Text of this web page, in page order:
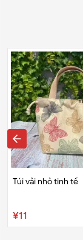
Túi vải nhỏ tinh tế
¥11